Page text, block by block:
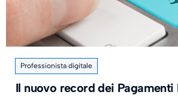
Professionista digitale
Il nuovo record dei